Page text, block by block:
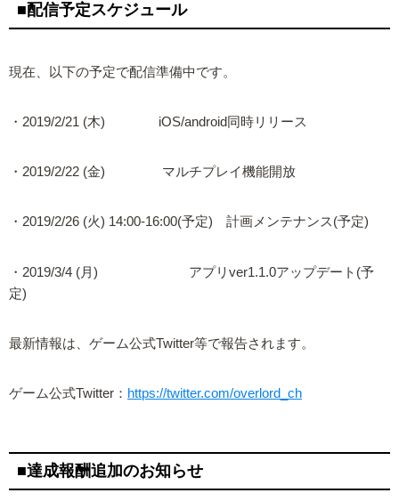
■配信予定スケジュール
現在、以下の予定で配信準備中です。
・2019/2/21 (木) iOS/android同時リリース
・2019/2/22 (金) マルチプレイ機能開放
・2019/2/26 (火) 14:00-16:00(予定) 計画メンテナンス(予定)
・2019/3/4 (月) アプリver1.1.0アップデート(予
定)
最新情報は、ゲーム公式Twitter等で報告されます。
ゲーム公式Twitter： https://twitter.com/overlord_ch
■達成報酬追加のお知らせ